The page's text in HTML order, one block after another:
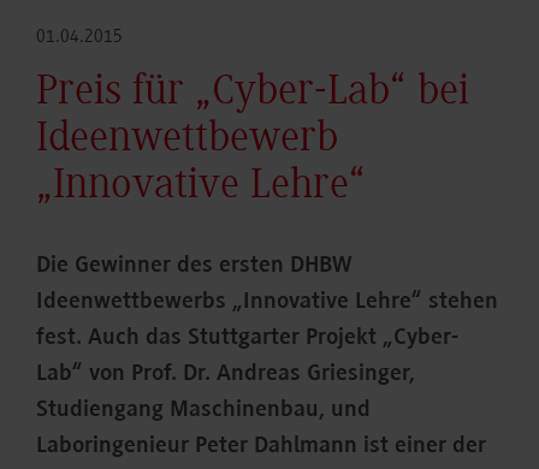
01.04.2015
Preis für „Cyber-Lab“ bei
Ideenwettbewerb
„Innovative Lehre“
Die Gewinner des ersten DHBW
Ideenwettbewerbs „Innovative Lehre“ stehen
fest. Auch das Stuttgarter Projekt „Cyber-
Lab“ von Prof. Dr. Andreas Griesinger,
Studiengang Maschinenbau, und
Laboringenieur Peter Dahlmann ist einer der